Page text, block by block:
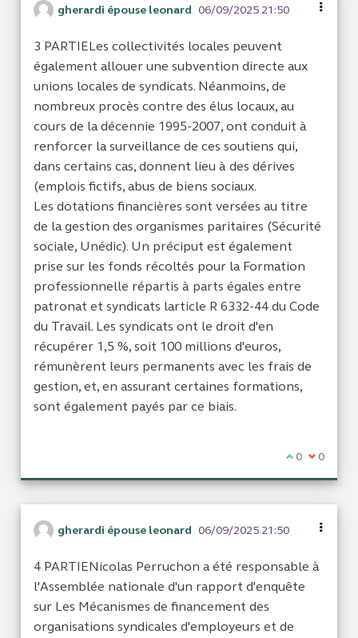
gherardi épouse leonard 06/09/2025 21:50
3 PARTIELes collectivités locales peuvent
également allouer une subvention directe aux
unions locales de syndicats. Néanmoins, de
nombreux procès contre des élus locaux, au
cours de la décennie 1995-2007, ont conduit à
renforcer la surveillance de ces soutiens qui,
dans certains cas, donnent lieu à des dérives
(emplois fictifs, abus de biens sociaux.
Les dotations financières sont versées au titre
de la gestion des organismes paritaires (Sécurité
sociale, Unédic). Un préciput est également
prise sur les fonds récoltés pour la Formation
professionnelle répartis à parts égales entre
patronat et syndicats larticle R 6332-44 du Code
du Travail. Les syndicats ont le droit d'en
récupérer 1,5 %, soit 100 millions d'euros,
rémunèrent leurs permanents avec les frais de
gestion, et, en assurant certaines formations,
sont également payés par ce biais.
Je suis
0 Je ne
0
gherardi épouse leonard 06/09/2025 21:50
4 PARTIENicolas Perruchon a été responsable à
l'Assemblée nationale d'un rapport d'enquête
sur Les Mécanismes de financement des
organisations syndicales d'employeurs et de